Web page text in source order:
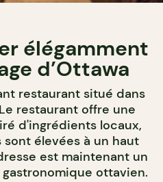
élégamment
d’Ottawa
restaurant situé dans
restaurant offre une
d'ingrédients locaux,
élevées à un haut
est maintenant un
ottavien.